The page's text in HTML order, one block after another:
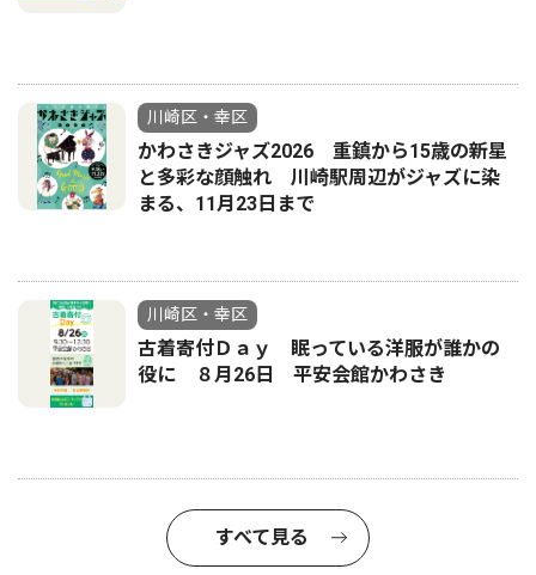
川崎区・幸区
かわさきジャズ2026 重鎮から15歳の新星
と多彩な顔触れ 川崎駅周辺がジャズに染
まる、11月23日まで
川崎区・幸区
古着寄付Ｄａｙ 眠っている洋服が誰かの
役に ８月26日 平安会館かわさき
すべて見る